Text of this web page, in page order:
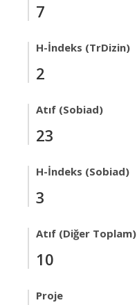
7
H-İndeks (TrDizin)
2
Atıf (Sobiad)
23
H-İndeks (Sobiad)
3
Atıf (Diğer Toplam)
10
Proje